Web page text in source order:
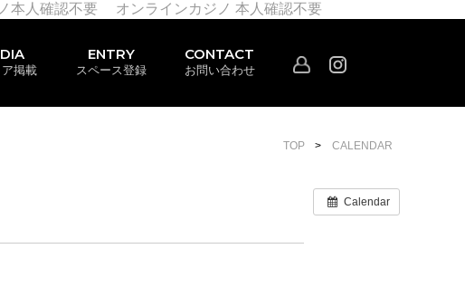
本人確認不要 オンラインカジノ 本人確認不要
ア掲載
ENTRY
スペース登録
CONTACT
お問い合わせ
TOP CALENDAR
Calendar